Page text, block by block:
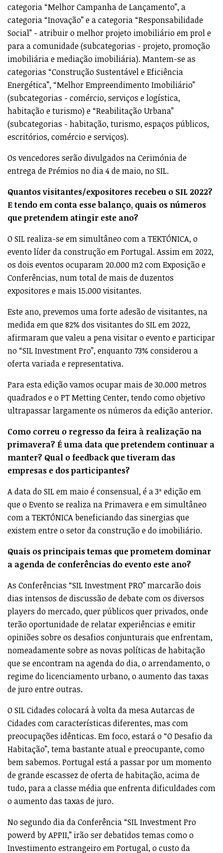
categoria “Melhor Campanha de Lançamento”, a
categoria “Inovação” e a categoria “Responsabilidade
Social” - atribuir o melhor projeto imobiliário em prol e
para a comunidade (subcategorias - projeto, promoção
imobiliária e mediação imobiliária). Mantem-se as
categorias “Construção Sustentável e Eficiência
Energética”, “Melhor Empreendimento Imobiliário”
(subcategorias - comércio, serviços e logística,
habitação e turismo) e “Reabilitação Urbana”
(subcategorias - habitação, turismo, espaços públicos,
escritórios, comércio e serviços).
Os vencedores serão divulgados na Cerimónia de
entrega de Prémios no dia 4 de maio, no SIL.
Quantos visitantes/expositores recebeu o SIL 2022?
E tendo em conta esse balanço, quais os números
que pretendem atingir este ano?
O SIL realiza-se em simultâneo com a TEKTÓNICA, o
evento líder da construção em Portugal. Assim em 2022,
os dois eventos ocuparam 20.000 m2 com Exposição e
Conferências, num total de mais de duzentos
expositores e mais 15.000 visitantes.
Este ano, prevemos uma forte adesão de visitantes, na
medida em que 82% dos visitantes do SIL em 2022,
afirmaram que valeu a pena visitar o evento e participar
no “SIL Investment Pro”, enquanto 73% considerou a
oferta variada e representativa.
Para esta edição vamos ocupar mais de 30.000 metros
quadrados e o PT Metting Center, tendo como objetivo
ultrapassar largamente os números da edição anterior.
Como correu o regresso da feira à realização na
primavera? É uma data que pretendem continuar a
manter? Qual o feedback que tiveram das
empresas e dos participantes?
A data do SIL em maio é consensual, é a 3ª edição em
que o Evento se realiza na Primavera e em simultâneo
com a TEKTÓNICA beneficiando das sinergias que
existem entre o setor da construção e do imobiliário.
Quais os principais temas que prometem dominar
a agenda de conferências do evento este ano?
As Conferências “SIL Investment PRO” marcarão dois
dias intensos de discussão de debate com os diversos
players do mercado, quer públicos quer privados, onde
terão oportunidade de relatar experiências e emitir
opiniões sobre os desafios conjunturais que enfrentam,
nomeadamente sobre as novas políticas de habitação
que se encontram na agenda do dia, o arrendamento, o
regime do licenciamento urbano, o aumento das taxas
de juro entre outras.
O SIL Cidades colocará à volta da mesa Autarcas de
Cidades com características diferentes, mas com
preocupações idênticas. Em foco, estará o “O Desafio da
Habitação”, tema bastante atual e preocupante, como
bem sabemos. Portugal está a passar por um momento
de grande escassez de oferta de habitação, acima de
tudo, para a classe média que enfrenta dificuldades com
o aumento das taxas de juro.
No segundo dia da Conferência “SIL Investment Pro
powerd by APPII,” irão ser debatidos temas como o
Investimento estrangeiro em Portugal, o custo da